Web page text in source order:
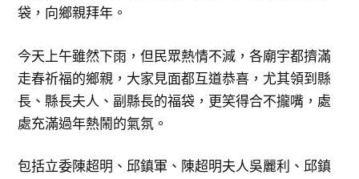
袋，向鄉親拜年。
今天上午雖然下雨，但民眾熱情不減，各廟宇都擠滿
走春祈福的鄉親，大家見面都互道恭喜，尤其領到縣
長、縣長夫人、副縣長的福袋，更笑得合不攏嘴，處
處充滿過年熱鬧的氣氛。
包括立委陳超明、邱鎮軍、陳超明夫人吳麗利、邱鎮